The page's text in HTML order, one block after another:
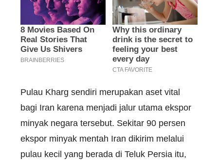
Pulau Kharg sendiri merupakan aset vital
bagi Iran karena menjadi jalur utama ekspor
minyak negara tersebut. Sekitar 90 persen
ekspor minyak mentah Iran dikirim melalui
pulau kecil yang berada di Teluk Persia itu,